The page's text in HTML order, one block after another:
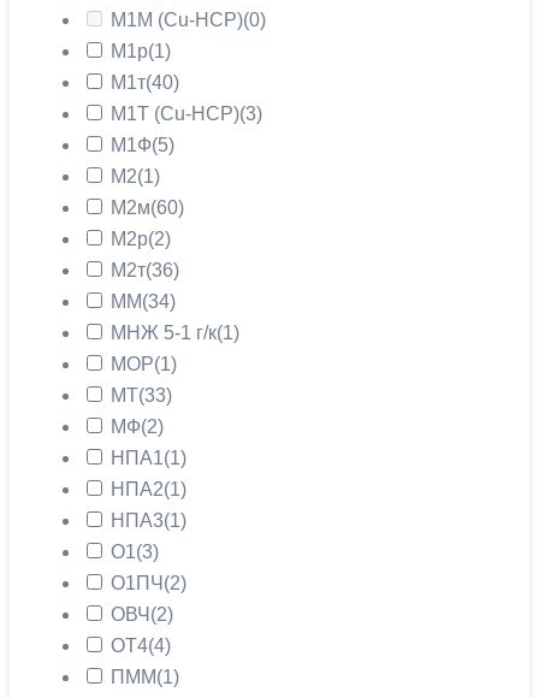
М1М (Cu-HCP)(0)
М1р(1)
М1т(40)
М1Т (Cu-HCP)(3)
М1Ф(5)
М2(1)
М2м(60)
М2р(2)
М2т(36)
ММ(34)
МНЖ 5-1 г/к(1)
МОР(1)
МТ(33)
МФ(2)
НПА1(1)
НПА2(1)
НПА3(1)
О1(3)
О1ПЧ (2)
ОВЧ (2)
ОТ4(4)
ПММ(1)